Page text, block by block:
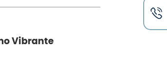
Vibrante